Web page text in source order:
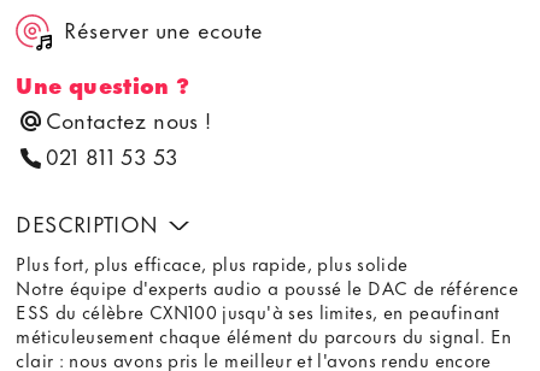
Réserver une ecoute
Une question ?
Contactez nous !
021 811 53 53
DESCRIPTION
Plus fort, plus efficace, plus rapide, plus solide
Notre équipe d'experts audio a poussé le DAC de référence
ESS du célèbre CXN100 jusqu'à ses limites, en peaufinant
méticuleusement chaque élément du parcours du signal. En
clair : nous avons pris le meilleur et l'avons rendu encore